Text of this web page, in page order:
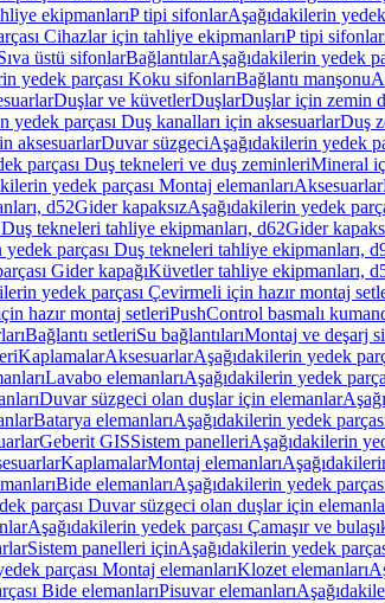
ekipmanlarıP tipi sifonlarAşağıdakilerin
Cihazlar için tahliye ekipmanlarıP tipi sifonlar
üstü sifonlarBağlantılarAşağıdakilerin yedek
yedek parçası Koku sifonlarıBağlantı manşonu
Duşlar ve küvetlerDuşlarDuşlar için zemin
yedek parçası Duş kanalları için aksesuarlarDuş
aksesuarlarDuvar süzgeciAşağıdakilerin yedek
parçası Duş tekneleri ve duş zeminleriMineral
yedek parçası Montaj elemanlarıAksesuarlar
d52Gider kapaksızAşağıdakilerin yedek
tekneleri tahliye ekipmanları, d62Gider
yedek parçası Duş tekneleri tahliye ekipmanları,
Gider kapağıKüvetler tahliye ekipmanları,
yedek parçası Çevirmeli için hazır montaj
hazır montaj setleriPushControl basmalı
Bağlantı setleriSu bağlantılarıMontaj ve deşarj
KaplamalarAksesuarlarAşağıdakilerin yedek
Lavabo elemanlarıAşağıdakilerin yedek
Duvar süzgeci olan duşlar için elemanlar
Batarya elemanlarıAşağıdakilerin yedek
Geberit GISSistem panelleriAşağıdakilerin
KaplamalarMontaj elemanları
Bide elemanlarıAşağıdakilerin yedek
parçası Duvar süzgeci olan duşlar için
Aşağıdakilerin yedek parçası Çamaşır ve
Sistem panelleri içinAşağıdakilerin yedek
parçası Montaj elemanlarıKlozet elemanları
Bide elemanlarıPisuvar elemanları